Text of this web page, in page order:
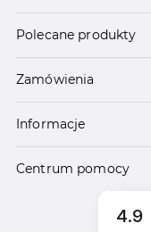
Polecane produkty
Zamówienia
Informacje
Centrum pomocy
4.9